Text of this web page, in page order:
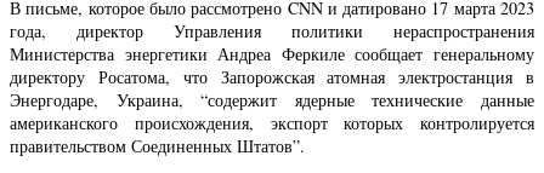
В письме, которое было рассмотрено CNN и датировано 17 марта 2023
года, директор Управления политики нераспространения
Министерства энергетики Андреа Феркиле сообщает генеральному
директору Росатома, что Запорожская атомная электростанция в
Энергодаре, Украина, “содержит ядерные технические данные
американского происхождения, экспорт которых контролируется
правительством Соединенных Штатов”.